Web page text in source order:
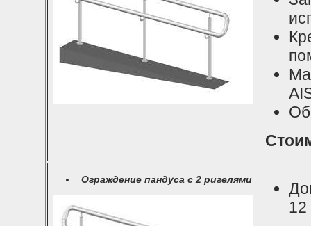
Ограждение пандуса с 2 ригелями